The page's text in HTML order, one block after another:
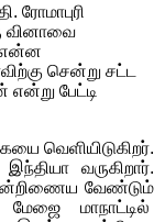
ரோமாபுரி
வினாவை
என்ன
சென்று சட்ட
பேட்டி
வெளியிடுகிறர்.
வருகிறார்.
வேண்டும்
மாநாட்டில்